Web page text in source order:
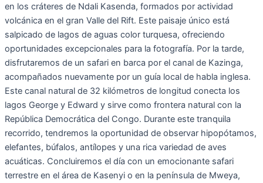
en los cráteres de Ndali Kasenda, formados por actividad
volcánica en el gran Valle del Rift. Este paisaje único está
salpicado de lagos de aguas color turquesa, ofreciendo
oportunidades excepcionales para la fotografía. Por la tarde,
disfrutaremos de un safari en barca por el canal de Kazinga,
acompañados nuevamente por un guía local de habla inglesa.
Este canal natural de 32 kilómetros de longitud conecta los
lagos George y Edward y sirve como frontera natural con la
República Democrática del Congo. Durante este tranquila
recorrido, tendremos la oportunidad de observar hipopótamos,
elefantes, búfalos, antílopes y una rica variedad de aves
acuáticas. Concluiremos el día con un emocionante safari
terrestre en el área de Kasenyi o en la península de Mweya,